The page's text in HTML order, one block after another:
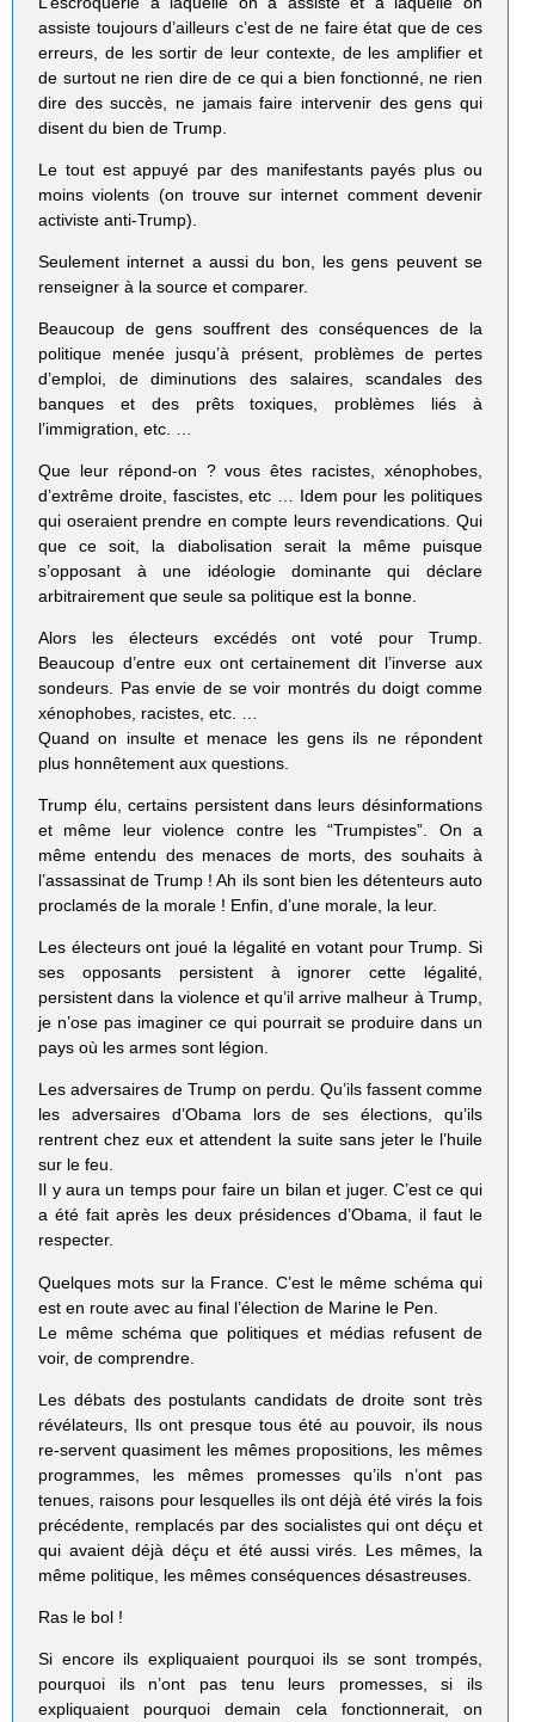
assiste toujours d’ailleurs c’est de ne faire état que de ces
erreurs, de les sortir de leur contexte, de les amplifier et
de surtout ne rien dire de ce qui a bien fonctionné, ne rien
dire des succès, ne jamais faire intervenir des gens qui
disent du bien de Trump.
Le tout est appuyé par des manifestants payés plus ou
moins violents (on trouve sur internet comment devenir
activiste anti-Trump).
Seulement internet a aussi du bon, les gens peuvent se
renseigner à la source et comparer.
Beaucoup de gens souffrent des conséquences de la
politique menée jusqu’à présent, problèmes de pertes
d’emploi, de diminutions des salaires, scandales des
banques et des prêts toxiques, problèmes liés à
l’immigration, etc. …
Que leur répond-on ? vous êtes racistes, xénophobes,
d’extrême droite, fascistes, etc … Idem pour les politiques
qui oseraient prendre en compte leurs revendications. Qui
que ce soit, la diabolisation serait la même puisque
s’opposant à une idéologie dominante qui déclare
arbitrairement que seule sa politique est la bonne.
Alors les électeurs excédés ont voté pour Trump.
Beaucoup d’entre eux ont certainement dit l’inverse aux
sondeurs. Pas envie de se voir montrés du doigt comme
xénophobes, racistes, etc. …
Quand on insulte et menace les gens ils ne répondent
plus honnêtement aux questions.
Trump élu, certains persistent dans leurs désinformations
et même leur violence contre les “Trumpistes”. On a
même entendu des menaces de morts, des souhaits à
l’assassinat de Trump ! Ah ils sont bien les détenteurs auto
proclamés de la morale ! Enfin, d’une morale, la leur.
Les électeurs ont joué la légalité en votant pour Trump. Si
ses opposants persistent à ignorer cette légalité,
persistent dans la violence et qu’il arrive malheur à Trump,
je n’ose pas imaginer ce qui pourrait se produire dans un
pays où les armes sont légion.
Les adversaires de Trump on perdu. Qu’ils fassent comme
les adversaires d’Obama lors de ses élections, qu’ils
rentrent chez eux et attendent la suite sans jeter le l’huile
sur le feu.
Il y aura un temps pour faire un bilan et juger. C’est ce qui
a été fait après les deux présidences d’Obama, il faut le
respecter.
Quelques mots sur la France. C’est le même schéma qui
est en route avec au final l’élection de Marine le Pen.
Le même schéma que politiques et médias refusent de
voir, de comprendre.
Les débats des postulants candidats de droite sont très
révélateurs, Ils ont presque tous été au pouvoir, ils nous
re-servent quasiment les mêmes propositions, les mêmes
programmes, les mêmes promesses qu’ils n’ont pas
tenues, raisons pour lesquelles ils ont déjà été virés la fois
précédente, remplacés par des socialistes qui ont déçu et
qui avaient déjà déçu et été aussi virés. Les mêmes, la
même politique, les mêmes conséquences désastreuses.
Ras le bol !
Si encore ils expliquaient pourquoi ils se sont trompés,
pourquoi ils n’ont pas tenu leurs promesses, si ils
expliquaient pourquoi demain cela fonctionnerait, on